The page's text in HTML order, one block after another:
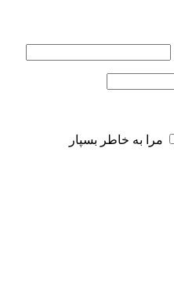
مرا به خاطر بسپار